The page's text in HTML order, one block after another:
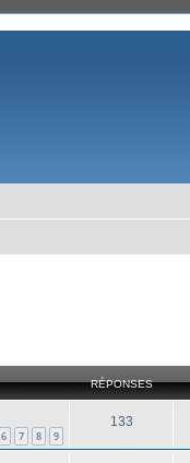
RÉPONSES
6 7 8 9
133